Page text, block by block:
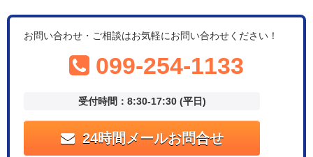
お問い合わせ・ご相談はお気軽にお問い合わせください！
099-254-1133
受付時間：8:30-17:30 (平日)
24時間メールお問合せ